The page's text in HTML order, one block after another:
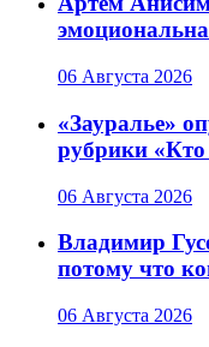
06 Августа 2026
«Зауралье»
рубрики «Кто
06 Августа 2026
Владимир
потому что
06 Августа 2026